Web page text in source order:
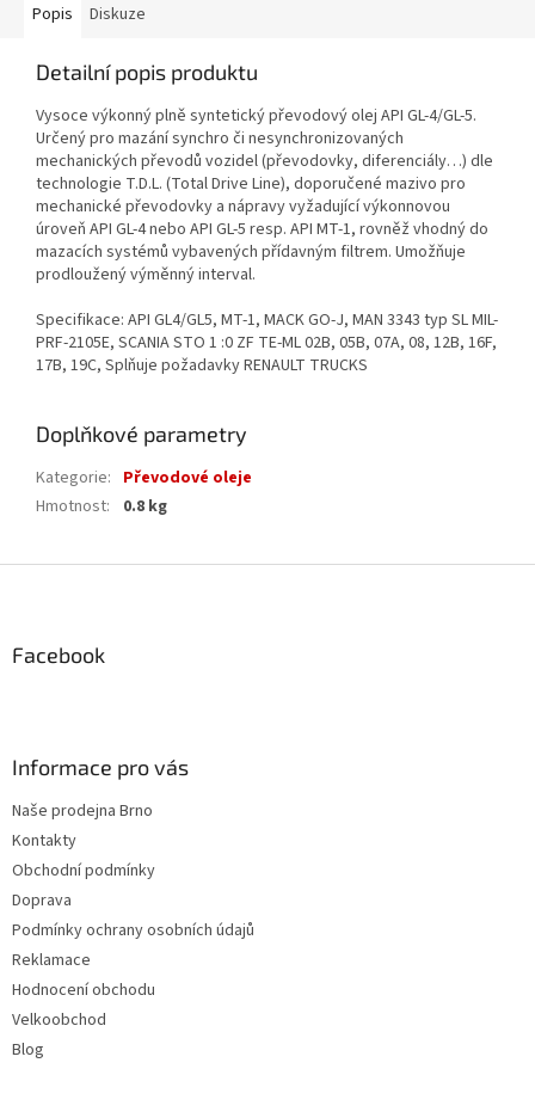
Popis Diskuze
Detailní popis produktu
Vysoce výkonný plně syntetický převodový olej API GL-4/GL-5.
Určený pro mazání synchro či nesynchronizovaných
mechanických převodů vozidel (převodovky, diferenciály…) dle
technologie T.D.L. (Total Drive Line), doporučené mazivo pro
mechanické převodovky a nápravy vyžadující výkonnovou
úroveň API GL-4 nebo API GL-5 resp. API MT-1, rovněž vhodný do
mazacích systémů vybavených přídavným filtrem. Umožňuje
prodloužený výměnný interval.
Specifikace: API GL4/GL5, MT-1, MACK GO-J, MAN 3343 typ SL MIL-
PRF-2105E, SCANIA STO 1 :0 ZF TE-ML 02B, 05B, 07A, 08, 12B, 16F,
17B, 19C, Splňuje požadavky RENAULT TRUCKS
Doplňkové parametry
Kategorie: Převodové oleje
Hmotnost: 0.8 kg
Facebook
Informace pro vás
Naše prodejna Brno
Kontakty
Obchodní podmínky
Doprava
Podmínky ochrany osobních údajů
Reklamace
Hodnocení obchodu
Velkoobchod
Blog